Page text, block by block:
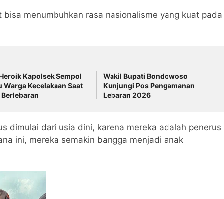
menumbuhkan rasa nasionalisme yang kuat pada
Kapolsek Sempol
Warga Kecelakaan Saat
Berlebaran
Wakil Bupati Bondowoso
Kunjungi Pos Pengamanan
Lebaran 2026
dimulai dari usia dini, karena mereka adalah penerus
ini, mereka semakin bangga menjadi anak